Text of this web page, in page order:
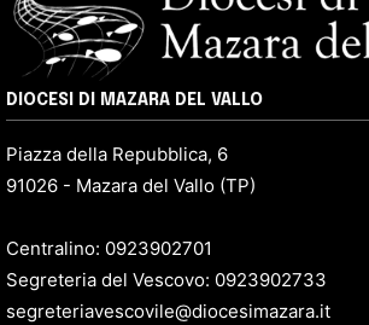
DIOCESI DI MAZARA DEL VALLO
Piazza della Repubblica, 6
91026 - Mazara del Vallo (TP)
Centralino: 0923902701
Segreteria del Vescovo: 0923902733
segreteriavescovile@diocesimazara.it